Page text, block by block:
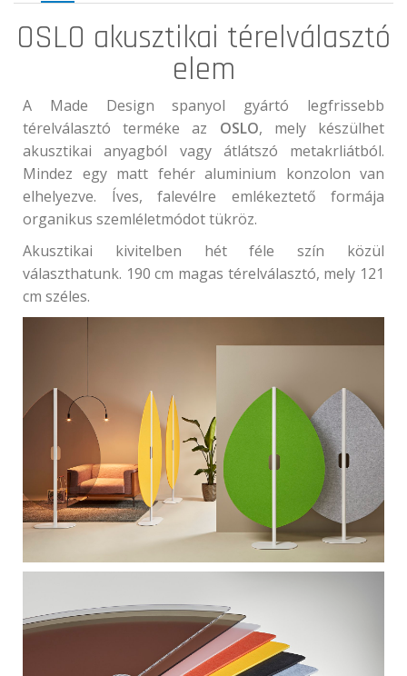
OSLO akusztikai térelválasztó
elem
A Made Design spanyol gyártó legfrissebb
térelválasztó terméke az OSLO, mely készülhet
akusztikai anyagból vagy átlátszó metakrliátból.
Mindez egy matt fehér aluminium konzolon van
elhelyezve. Íves, falevélre emlékeztető formája
organikus szemléletmódot tükröz.
Akusztikai kivitelben hét féle szín közül
választhatunk. 190 cm magas térelválasztó, mely 121
cm széles.